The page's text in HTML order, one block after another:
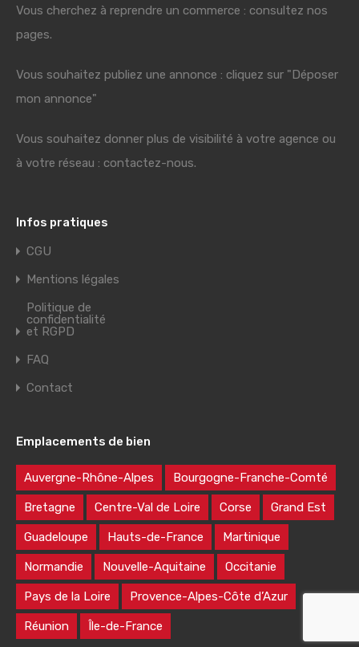
Vous cherchez à reprendre un commerce : consultez nos
pages.
Vous souhaitez publiez une annonce : cliquez sur "Déposer
mon annonce"
Vous souhaitez donner plus de visibilité à votre agence ou
à votre réseau : contactez-nous.
Infos pratiques
CGU
Mentions légales
Politique de
confidentialité
et RGPD
FAQ
Contact
Emplacements de bien
Auvergne-Rhône-Alpes Bourgogne-Franche-Comté
Bretagne Centre-Val de Loire Corse Grand Est
Guadeloupe Hauts-de-France Martinique
Normandie Nouvelle-Aquitaine Occitanie
Pays de la Loire Provence-Alpes-Côte d’Azur
Réunion Île-de-France